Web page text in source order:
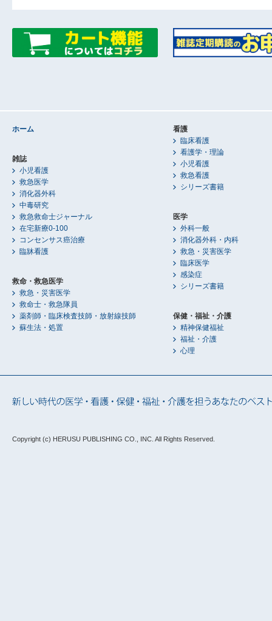
ホーム
雑誌
小児看護
救急医学
消化器外科
中毒研究
救急救命士ジャーナル
在宅新療0-100
コンセンサス癌治療
臨牀看護
救命・救急医学
救急・災害医学
救命士・救急隊員
薬剤師・臨床検査技師・放射線技師
蘇生法・処置
看護
臨床看護
看護学・理論
小児看護
救急看護
シリーズ書籍
医学
外科一般
消化器外科・内科
救急・災害医学
臨床医学
感染症
シリーズ書籍
保健・福祉・介護
精神保健福祉
福祉・介護
心理
Copyright (c) HERUSU PUBLISHING CO., INC. All Rights Reserved.